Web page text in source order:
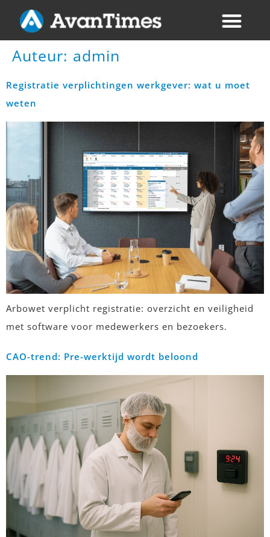
Auteur: admin
Registratie verplichtingen werkgever: wat u moet
weten
Arbowet verplicht registratie: overzicht en veiligheid
met software voor medewerkers en bezoekers.
CAO-trend: Pre-werktijd wordt beloond